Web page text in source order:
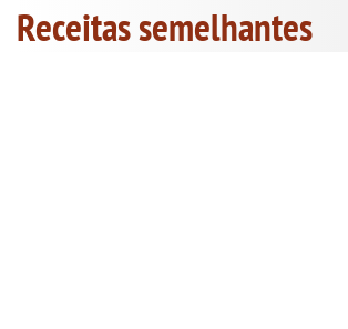
Receitas semelhantes